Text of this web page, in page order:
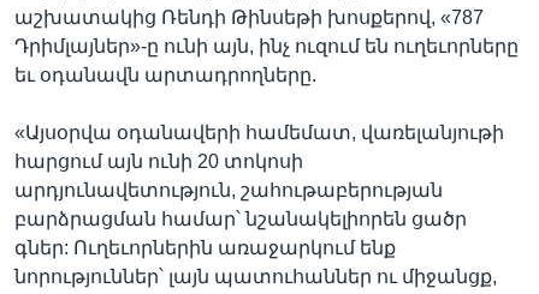
աշխատակից Ռենդի Թինսեթի խոսքերով, «787
Դրիմլայներ»-ը ունի այն, ինչ ուզում են ուղեւորները
եւ օդանավն արտադրողները.
«Այսօրվա օդանավերի համեմատ, վառելանյութի
հարցում այն ունի 20 տոկոսի
արդյունավետություն, շահութաբերության
բարձրացման համար՝ նշանակելիորեն ցածր
գներ: Ուղեւորներին առաջարկում ենք
նորություններ՝ լայն պատուհաններ ու միջանցք,